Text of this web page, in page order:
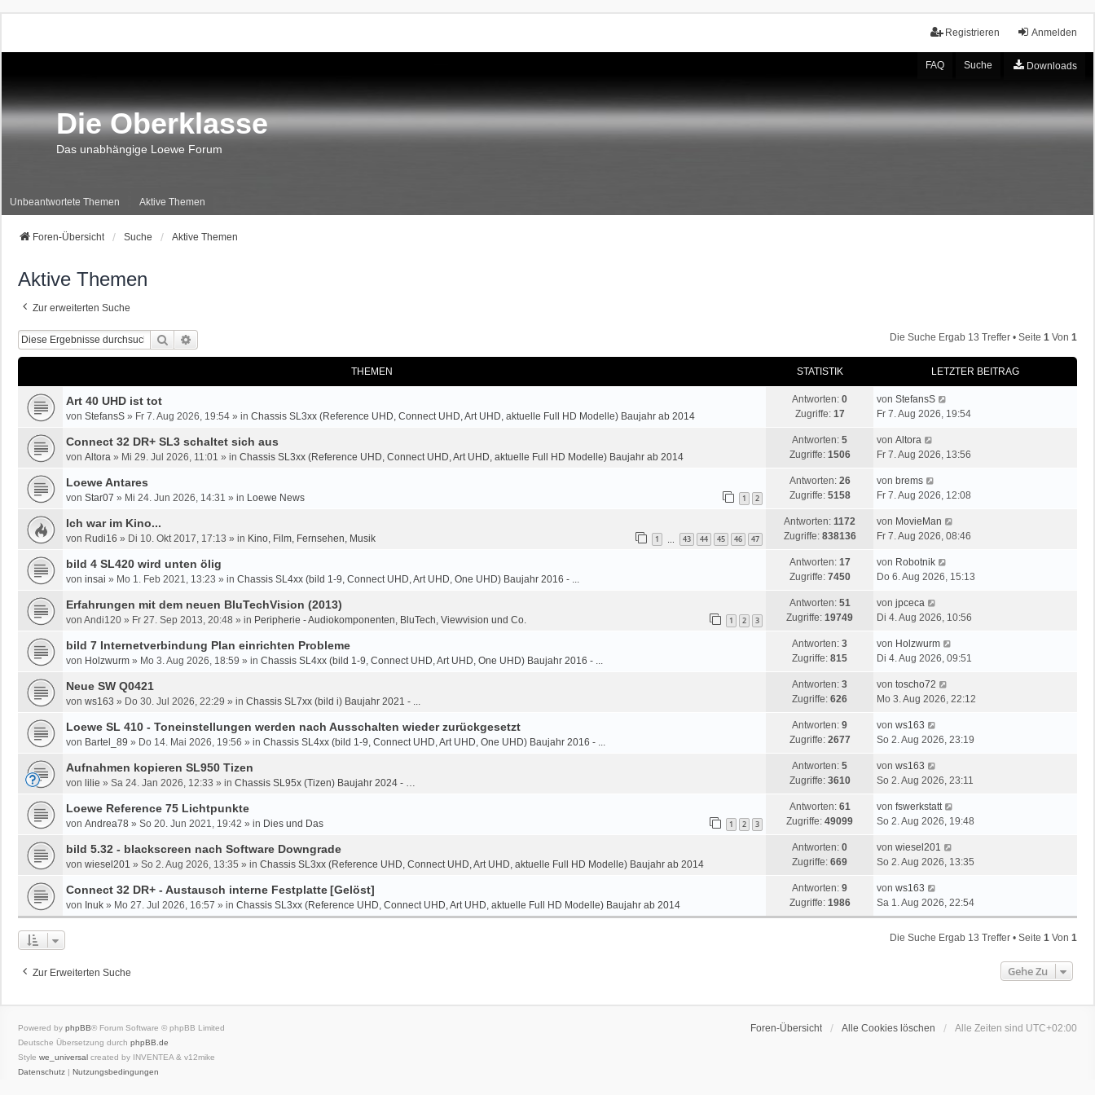
Anmelden
Registrieren
FAQ Suche Downloads
Die Oberklasse
Das unabhängige Loewe Forum
Unbeantwortete Themen Aktive Themen
Foren-Übersicht Suche Aktive Themen
Aktive Themen
Zur erweiterten Suche
Suche Die Suche Ergab 13 Treffer • Seite 1 Von 1
THEMEN STATISTIK LETZTER BEITRAG
Art 40 UHD ist tot
von StefansS » Fr 7. Aug 2026, 19:54 » in Chassis SL3xx (Reference UHD, Connect UHD, Art UHD, aktuelle Full HD Modelle) Baujahr ab 2014
Antworten: 0
Zugriffe: 17
von StefansS
Fr 7. Aug 2026, 19:54
Connect 32 DR+ SL3 schaltet sich aus
von Altora » Mi 29. Jul 2026, 11:01 » in Chassis SL3xx (Reference UHD, Connect UHD, Art UHD, aktuelle Full HD Modelle) Baujahr ab 2014
Antworten: 5
Zugriffe: 1506
von Altora
Fr 7. Aug 2026, 13:56
Loewe Antares
von Star07 » Mi 24. Jun 2026, 14:31 » in Loewe News 1 2
Antworten: 26
Zugriffe: 5158
von brems
Fr 7. Aug 2026, 12:08
Ich war im Kino...
von Rudi16 » Di 10. Okt 2017, 17:13 » in Kino, Film, Fernsehen, Musik 1 43 44 45 46 47
Antworten: 1172
Zugriffe: 838136
von MovieMan
Fr 7. Aug 2026, 08:46
bild 4 SL420 wird unten ölig
von insai » Mo 1. Feb 2021, 13:23 » in Chassis SL4xx (bild 1-9, Connect UHD, Art UHD, One UHD) Baujahr 2016 - ...
Antworten: 17
Zugriffe: 7450
von Robotnik
Do 6. Aug 2026, 15:13
Erfahrungen mit dem neuen BluTechVision (2013)
von Andi120 » Fr 27. Sep 2013, 20:48 » in Peripherie - Audiokomponenten, BluTech, Viewvision und Co. 1 2 3
Antworten: 51
Zugriffe: 19749
von jpceca
Di 4. Aug 2026, 10:56
bild 7 Internetverbindung Plan einrichten Probleme
von Holzwurm » Mo 3. Aug 2026, 18:59 » in Chassis SL4xx (bild 1-9, Connect UHD, Art UHD, One UHD) Baujahr 2016 - ...
Antworten: 3
Zugriffe: 815
von Holzwurm
Di 4. Aug 2026, 09:51
Neue SW Q0421
von ws163 » Do 30. Jul 2026, 22:29 » in Chassis SL7xx (bild i) Baujahr 2021 - ...
Antworten: 3
Zugriffe: 626
von toscho72
Mo 3. Aug 2026, 22:12
Loewe SL 410 - Toneinstellungen werden nach Ausschalten wieder zurückgesetzt
von Bartel_89 » Do 14. Mai 2026, 19:56 » in Chassis SL4xx (bild 1-9, Connect UHD, Art UHD, One UHD) Baujahr 2016 - ...
Antworten: 9
Zugriffe: 2677
von ws163
So 2. Aug 2026, 23:19
Aufnahmen kopieren SL950 Tizen
von lilie » Sa 24. Jan 2026, 12:33 » in Chassis SL95x (Tizen) Baujahr 2024 - …
Antworten: 5
Zugriffe: 3610
von ws163
So 2. Aug 2026, 23:11
Loewe Reference 75 Lichtpunkte
von Andrea78 » So 20. Jun 2021, 19:42 » in Dies und Das 1 2 3
Antworten: 61
Zugriffe: 49099
von fswerkstatt
So 2. Aug 2026, 19:48
bild 5.32 - blackscreen nach Software Downgrade
von wiesel201 » So 2. Aug 2026, 13:35 » in Chassis SL3xx (Reference UHD, Connect UHD, Art UHD, aktuelle Full HD Modelle) Baujahr ab 2014
Antworten: 0
Zugriffe: 669
von wiesel201
So 2. Aug 2026, 13:35
Connect 32 DR+ - Austausch interne Festplatte[Gelöst]
von Inuk » Mo 27. Jul 2026, 16:57 » in Chassis SL3xx (Reference UHD, Connect UHD, Art UHD, aktuelle Full HD Modelle) Baujahr ab 2014
Antworten: 9
Zugriffe: 1986
von ws163
Sa 1. Aug 2026, 22:54
Die Suche Ergab 13 Treffer • Seite 1 Von 1
Zur Erweiterten Suche Gehe Zu
Foren-Übersicht Alle Cookies löschen Alle Zeiten sind UTC+02:00
Powered by phpBB® Forum Software © phpBB Limited
Deutsche Übersetzung durch phpBB.de
Style we_universal created by INVENTEA & v12mike
Datenschutz | Nutzungsbedingungen